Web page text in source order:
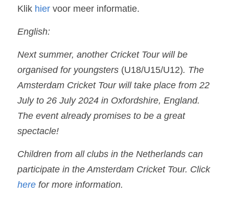
Klik hier voor meer informatie.
English:
Next summer, another Cricket Tour will be
organised for youngsters (U18/U15/U12). The
Amsterdam Cricket Tour will take place from 22
July to 26 July 2024 in Oxfordshire, England.
The event already promises to be a great
spectacle!
Children from all clubs in the Netherlands can
participate in the Amsterdam Cricket Tour. Click
here for more information.